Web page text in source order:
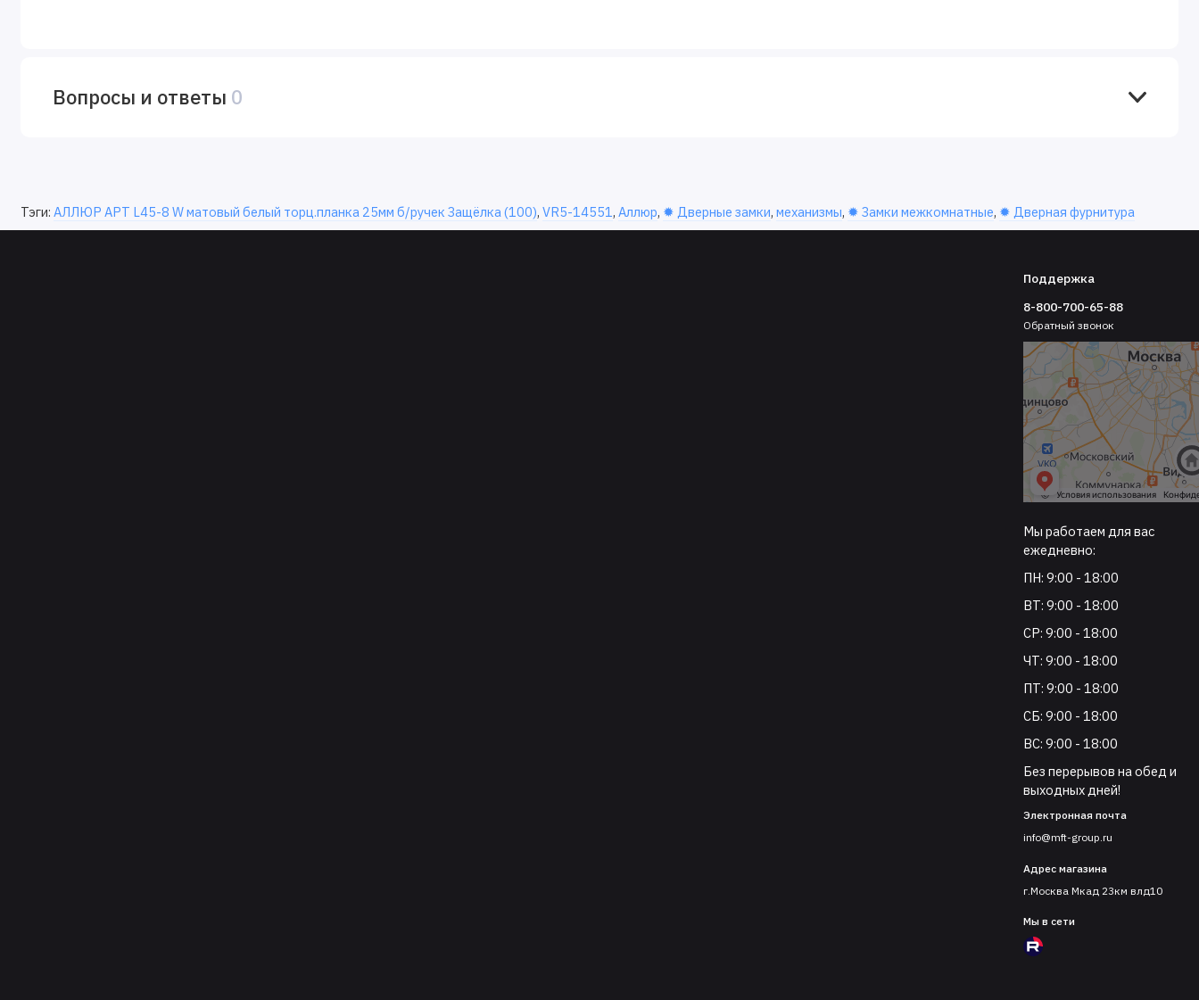
Вопросы и ответы 0
Тэги: АЛЛЮР АРТ L45-8 W матовый белый торц.планка 25мм б/ручек Защёлка (100), VR5-14551, Аллюр, ✹ Дверные замки, механизмы, ✹ Замки межкомнатные, ✹ Дверная фурнитура
Поддержка
8-800-700-65-88
Обратный звонок
Мы работаем для вас
ежедневно:
ПН: 9:00 - 18:00
ВТ: 9:00 - 18:00
СР: 9:00 - 18:00
ЧТ: 9:00 - 18:00
ПТ: 9:00 - 18:00
СБ: 9:00 - 18:00
ВС: 9:00 - 18:00
Без перерывов на обед и
выходных дней!
Электронная почта
info@mft-group.ru
Адрес магазина
г.Москва Мкад 23км влд10
Мы в сети